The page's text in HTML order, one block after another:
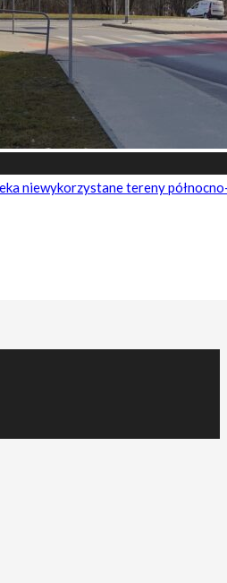
niewykorzystane tereny